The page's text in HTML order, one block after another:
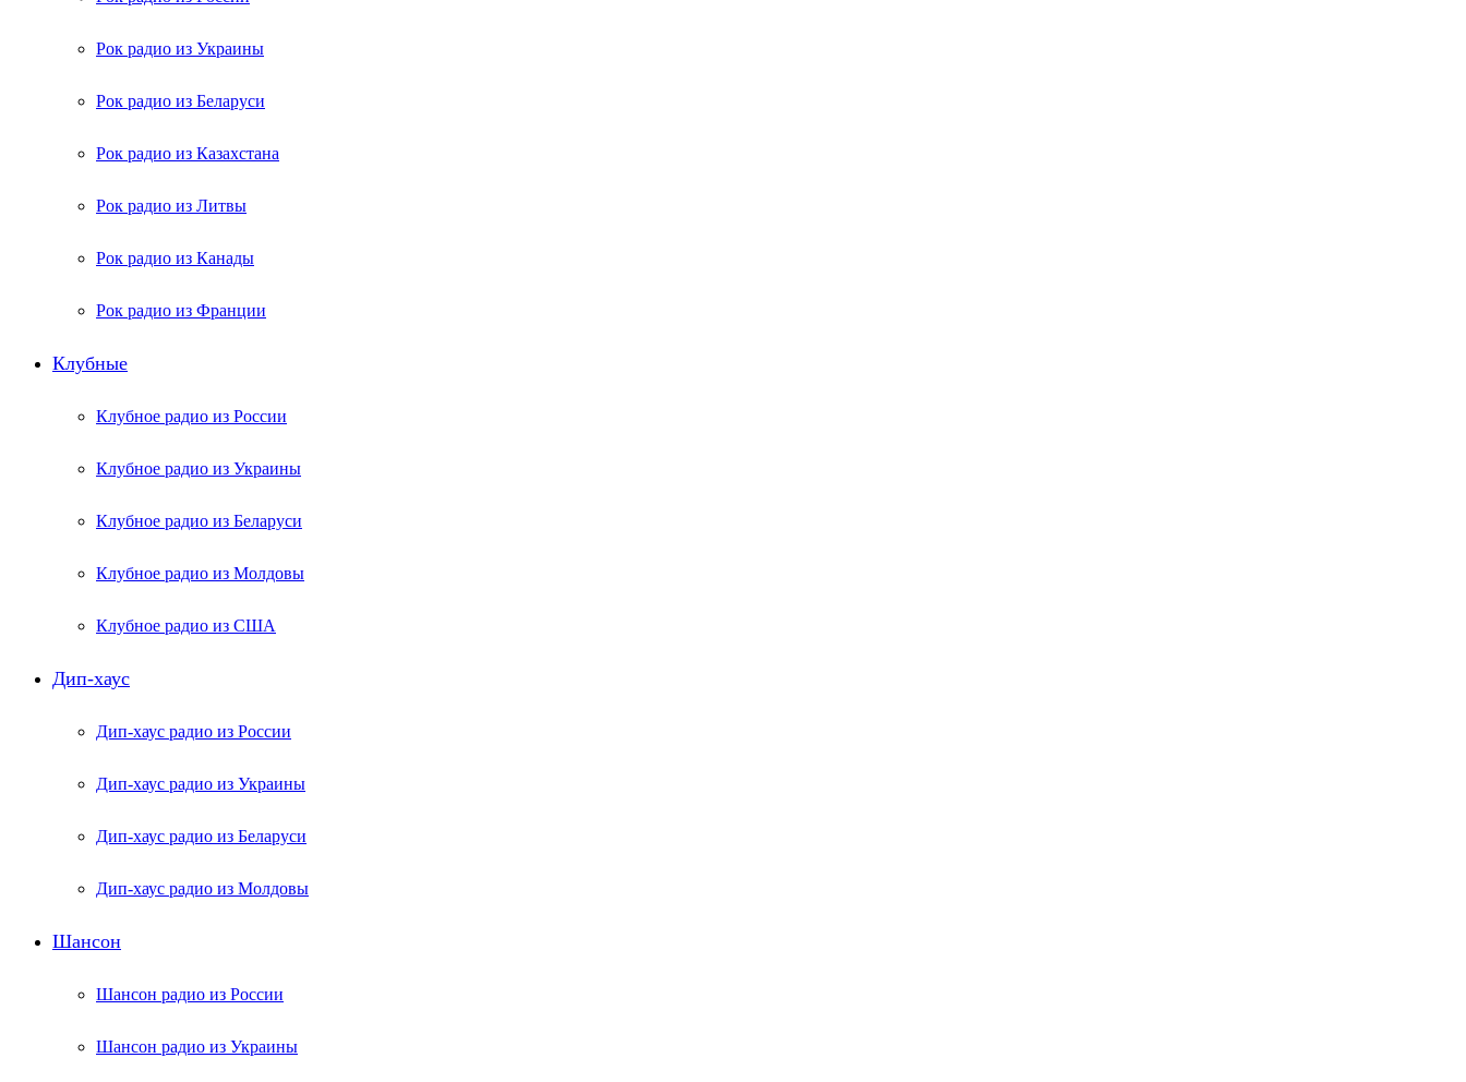
Рок радио из Украины
Рок радио из Беларуси
Рок радио из Казахстана
Рок радио из Литвы
Рок радио из Канады
Рок радио из Франции
Клубные
Клубное радио из России
Клубное радио из Украины
Клубное радио из Беларуси
Клубное радио из Молдовы
Клубное радио из США
Дип-хаус
Дип-хаус радио из России
Дип-хаус радио из Украины
Дип-хаус радио из Беларуси
Дип-хаус радио из Молдовы
Шансон
Шансон радио из России
Шансон радио из Украины